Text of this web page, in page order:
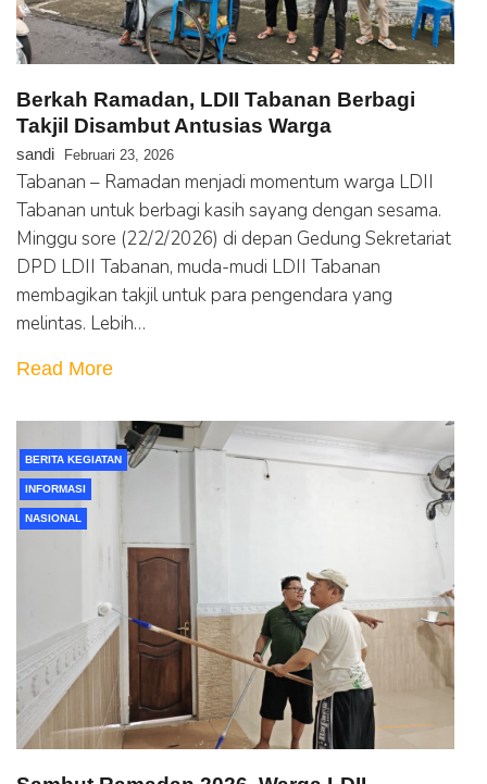
Berkah Ramadan, LDII Tabanan Berbagi
Takjil Disambut Antusias Warga
sandi Februari 23, 2026
Tabanan – Ramadan menjadi momentum warga LDII
Tabanan untuk berbagi kasih sayang dengan sesama.
Minggu sore (22/2/2026) di depan Gedung Sekretariat
DPD LDII Tabanan, muda-mudi LDII Tabanan
membagikan takjil untuk para pengendara yang
melintas. Lebih…
Read More
BERITA KEGIATAN
INFORMASI
NASIONAL